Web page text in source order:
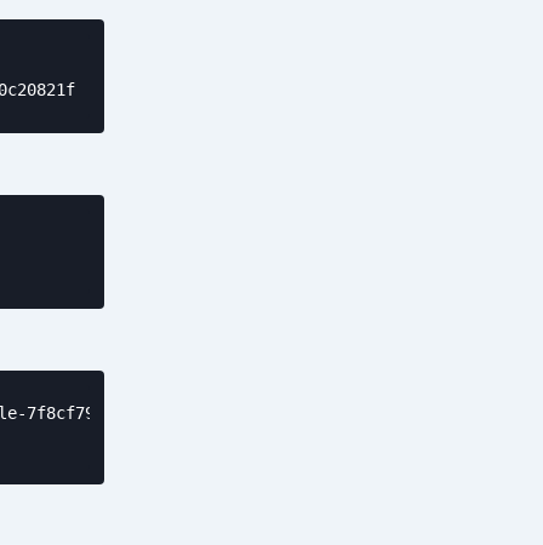
21 months ago   146MB
1/1     Running            1 (2d1h ago)
7f8cf79d65-8pm9j | grep Contro